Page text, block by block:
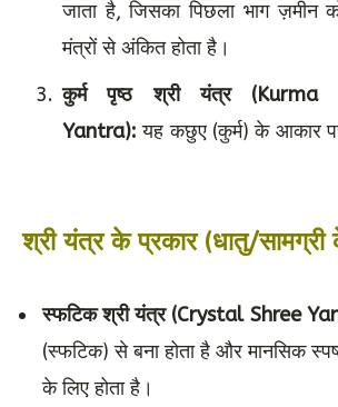
जाता है, जिसका पिछला भाग
मंत्रों से अंकित होता है ।
कुर्म पृष्ठ श्री यंत्र (Kurma
Yantra): यह कछुए (कुर्म) के आकार
श्री यंत्र के प्रकार (धातु/
स्फटिक श्री यंत्र (Crystal Shree
(स्फटिक) से बना होता है और मानसिक
के लिए होता है।